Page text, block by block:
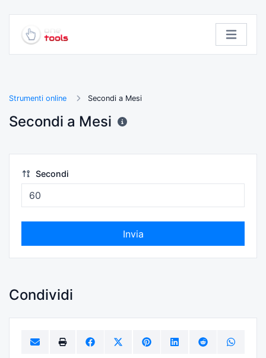
Strumenti online Secondi a Mesi
Secondi a Mesi
Secondi
Invia
Condividi